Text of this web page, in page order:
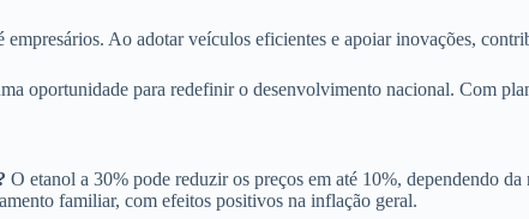
Ao adotar veículos eficientes e apoiar inovações,
oportunidade para redefinir o desenvolvimento nacional. Com
O etanol a 30% pode reduzir os preços em até 10%, dependendo
familiar, com efeitos positivos na inflação geral.